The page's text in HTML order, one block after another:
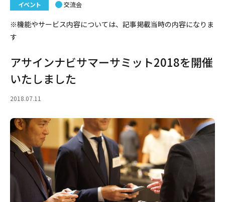
イベント 交流会
※機能やサービス内容については、記事掲載当時の内容になりま
す
アサインナビサマーサミット2018を開催
いたしました
2018.07.11